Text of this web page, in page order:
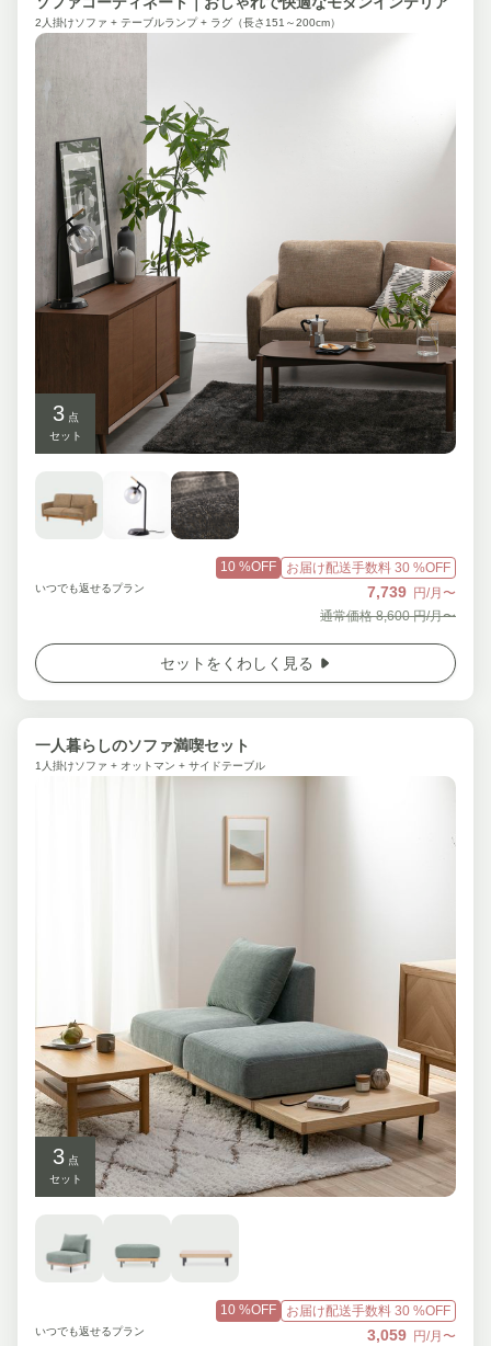
2人掛けソファ + テーブルランプ + ラグ（長さ151～200cm）
3点
セット
10 %OFF お届け配送手数料 30 %OFF
いつでも返せるプラン 7,739 円/月〜
通常価格 8,600 円/月〜
セットをくわしく見る
一人暮らしのソファ満喫セット
1人掛けソファ + オットマン + サイドテーブル
3点
セット
10 %OFF お届け配送手数料 30 %OFF
いつでも返せるプラン 3,059 円/月〜